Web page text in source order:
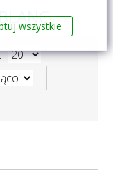
wszystkie